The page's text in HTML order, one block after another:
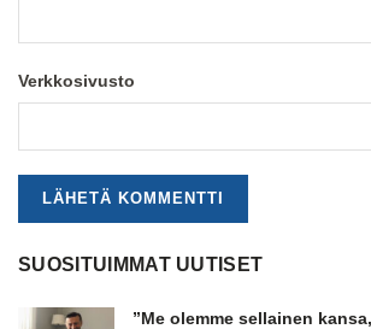
Verkkosivusto
SUOSITUIMMAT UUTISET
”Me olemme sellainen